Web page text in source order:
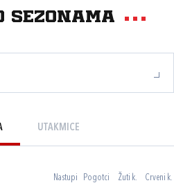
UTAKMICE
Nastupi Pogotci Žuti k. Crveni k.